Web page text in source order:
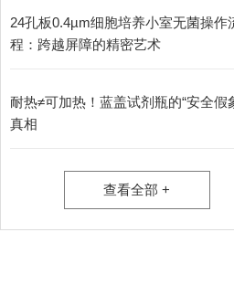
24孔板0.4µm细胞培养小室无菌操作
程：跨越屏障的精密艺术
耐热≠可加热！蓝盖试剂瓶的“安全假
真相
查看全部 +